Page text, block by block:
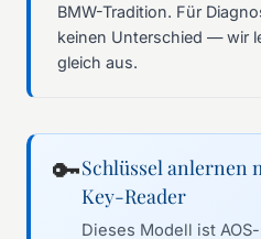
BMW-Tradition. Für
keinen Unterschied — wir
gleich aus.
🔑Schlüssel anlernen
Key-Reader
Dieses Modell ist